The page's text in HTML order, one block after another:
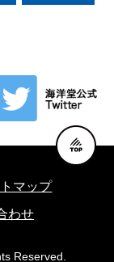
マップ
わせ
Reserved.